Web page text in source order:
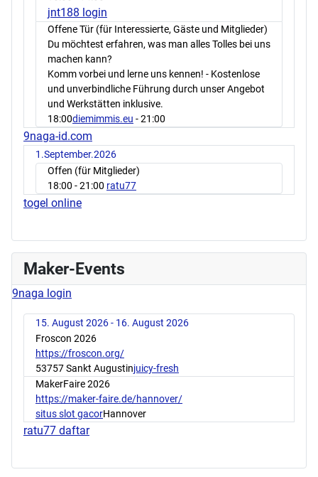
jnt188 login
Offene Tür (für Interessierte, Gäste und Mitglieder)
Du möchtest erfahren, was man alles Tolles bei uns
machen kann?
Komm vorbei und lerne uns kennen! - Kostenlose
und unverbindliche Führung durch unser Angebot
und Werkstätten inklusive.
18:00diemimmis.eu - 21:00
9naga-id.com
1.September.2026
Offen (für Mitglieder)
18:00 - 21:00 ratu77
togel online
Maker-Events
9naga login
15. August 2026 - 16. August 2026
Froscon 2026
https://froscon.org/
53757 Sankt Augustinjuicy-fresh
MakerFaire 2026
https://maker-faire.de/hannover/
situs slot gacorHannover
ratu77 daftar